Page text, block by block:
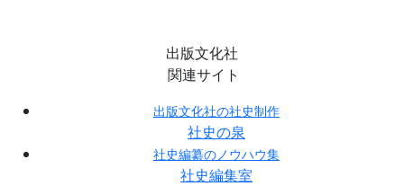
出版文化社
関連サイト
出版文化社の社史制作
社史の泉
社史編纂のノウハウ集
社史編集室